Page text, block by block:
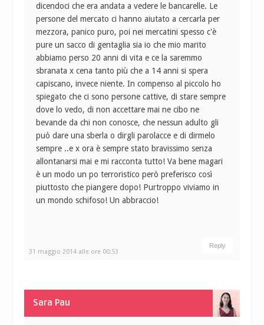
31 maggio 2014 alle ore 00:53
dicendoci che era andata a vedere le bancarelle. Le
persone del mercato ci hanno aiutato a cercarla per
mezzora, panico puro, poi nei mercatini spesso c'è
pure un sacco di gentaglia sia io che mio marito
abbiamo perso 20 anni di vita e ce la saremmo
sbranata x cena tanto più che a 14 anni si spera
capiscano, invece niente. In compenso al piccolo ho
spiegato che ci sono persone cattive, di stare sempre
dove lo vedo, di non accettare mai ne cibo ne
bevande da chi non conosce, che nessun adulto gli
può dare una sberla o dirgli parolacce e di dirmelo
sempre ..e x ora è sempre stato bravissimo senza
allontanarsi mai e mi racconta tutto! Va bene magari
è un modo un po terroristico però preferisco così
piuttosto che piangere dopo! Purtroppo viviamo in
un mondo schifoso! Un abbraccio!
Reply
Sara Pau